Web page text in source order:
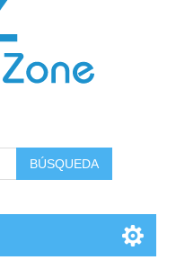
BÚSQUEDA